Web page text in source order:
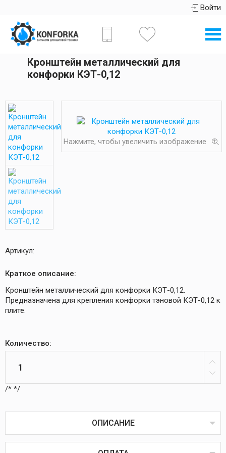
Войти
Кронштейн металлический для
конфорки КЭТ-0,12
Нажмите, чтобы увеличить изображение
Артикул:
Краткое описание:
Кронштейн металлический для конфорки КЭТ-0,12.
Предназначена для крепления конфорки тэновой КЭТ-0,12 к
плите.
Количество:
/* */
ОПИСАНИЕ